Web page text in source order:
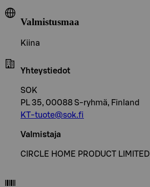
Valmistusmaa
Kiina
Yhteystiedot
SOK
PL 35, 00088 S-ryhmä, Finland
KT-tuote@sok.fi
Valmistaja
CIRCLE HOME PRODUCT LIMITED